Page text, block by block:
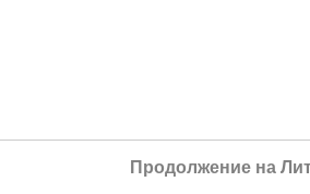
Продолжение на